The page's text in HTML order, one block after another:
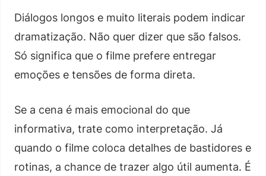
Diálogos longos e muito literais podem indicar
dramatização. Não quer dizer que são falsos.
Só significa que o filme prefere entregar
emoções e tensões de forma direta.
Se a cena é mais emocional do que
informativa, trate como interpretação. Já
quando o filme coloca detalhes de bastidores e
rotinas, a chance de trazer algo útil aumenta. É